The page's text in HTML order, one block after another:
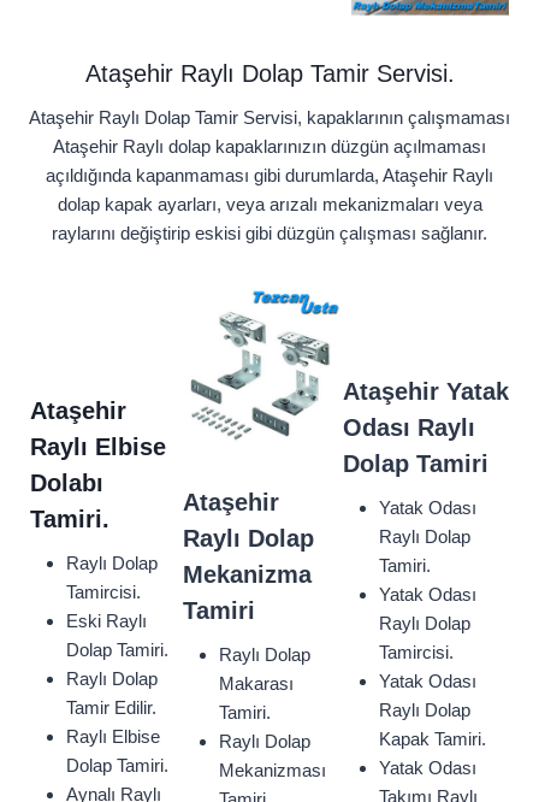
Ataşehir Raylı Dolap Tamir Servisi.
Ataşehir Raylı Dolap Tamir Servisi, kapaklarının çalışmaması
Ataşehir Raylı dolap kapaklarınızın düzgün açılmaması
açıldığında kapanmaması gibi durumlarda, Ataşehir Raylı
dolap kapak ayarları, veya arızalı mekanizmaları veya
raylarını değiştirip eskisi gibi düzgün çalışması sağlanır.
Ataşehir
Raylı Elbise
Dolabı
Tamiri.
Raylı Dolap
Tamircisi.
Eski Raylı
Dolap Tamiri.
Raylı Dolap
Tamir Edilir.
Raylı Elbise
Dolap Tamiri.
Aynalı Raylı
Ataşehir
Raylı Dolap
Mekanizma
Tamiri
Raylı Dolap
Makarası
Tamiri.
Raylı Dolap
Mekanizması
Ataşehir Yatak
Odası Raylı
Dolap Tamiri
Yatak Odası
Raylı Dolap
Tamiri.
Yatak Odası
Raylı Dolap
Tamircisi.
Yatak Odası
Raylı Dolap
Kapak Tamiri.
Yatak Odası
Takımı Raylı